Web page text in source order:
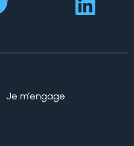
Je m’engage